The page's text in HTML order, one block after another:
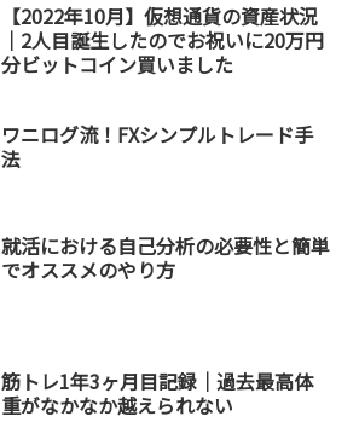
【2022年10月】仮想通貨の資産状況
｜2人目誕生したのでお祝いに20万円
分ビットコイン買いました
ワニログ流！FXシンプルトレード手
法
就活における自己分析の必要性と簡単
でオススメのやり方
筋トレ1年3ヶ月目記録｜過去最高体
重がなかなか越えられない